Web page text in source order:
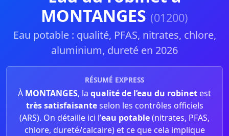
MONTANGES (01200)
Eau potable : qualité, PFAS, nitrates, chlore,
aluminium, dureté en 2026
RÉSUMÉ EXPRESS
À MONTANGES, la qualité de l’eau du robinet est
très satisfaisanteselon les contrôles officiels
(ARS). On détaille ici l’eau potable(nitrates, PFAS,
chlore, dureté/calcaire) et ce que cela implique